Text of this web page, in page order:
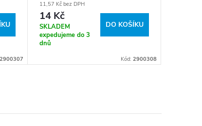
2900307
11,57 Kč bez DPH
14 Kč
SKLADEM
expedujeme do 3
dnů
DO KOŠÍKU
Kód: 2900308